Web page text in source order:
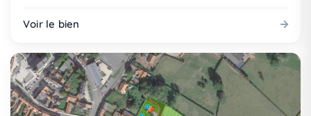
Voir le bien